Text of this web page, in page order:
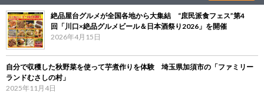
絶品屋台グルメが全国各地から大集結 “庶民派食フェス”第4
回「川口×絶品グルメビール＆日本酒祭り2026」を開催
2026年4月15日
自分で収穫した秋野菜を使って芋煮作りを体験 埼玉県加須市の「ファミリー
ランドむさしの村」
2025年11月4日